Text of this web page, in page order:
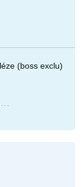
(boss exclu)